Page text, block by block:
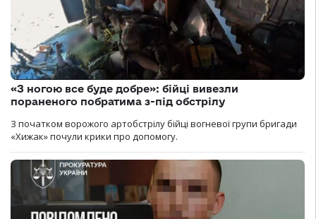
«З ногою все буде добре»: бійці вивезли
пораненого побратима з-під обстрілу
З початком ворожого артобстрілу бійці вогневої групи бригади
«Хижак» почули крики про допомогу.